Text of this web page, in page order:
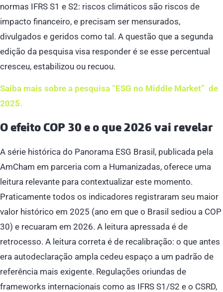
normas IFRS S1 e S2: riscos climáticos são riscos de
impacto financeiro, e precisam ser mensurados,
divulgados e geridos como tal. A questão que a segunda
edição da pesquisa visa responder é se esse percentual
cresceu, estabilizou ou recuou.
Saiba mais sobre a pesquisa “ESG no Middle Market” de
2025.
O efeito COP 30 e o que 2026 vai revelar
A série histórica do Panorama ESG Brasil, publicada pela
AmCham em parceria com a Humanizadas, oferece uma
leitura relevante para contextualizar este momento.
Praticamente todos os indicadores registraram seu maior
valor histórico em 2025 (ano em que o Brasil sediou a COP
30) e recuaram em 2026. A leitura apressada é de
retrocesso. A leitura correta é de recalibração: o que antes
era autodeclaração ampla cedeu espaço a um padrão de
referência mais exigente. Regulações oriundas de
frameworks internacionais como as IFRS S1/S2 e o CSRD,